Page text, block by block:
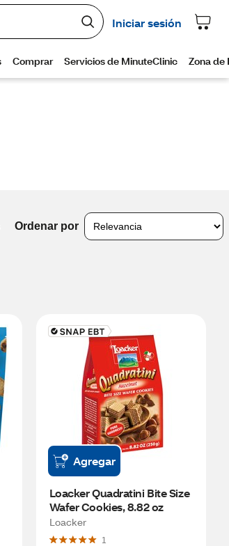
Ordenar por
Agregar
Loacker Quadratini Bite Size
Wafer Cookies, 8.82 oz
Loacker
1